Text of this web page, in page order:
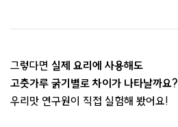
그렇다면 실제 요리에 사용해도
고춧가루 굵기별로 차이가 나타날까요?
우리맛 연구원이 직접 실험해 봤어요!